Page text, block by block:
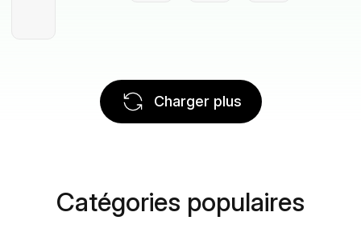
Charger plus
Catégories populaires